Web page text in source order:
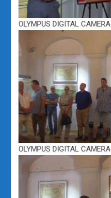
OLYMPUS DIGITAL CAMERA
OLYMPUS DIGITAL CAMERA